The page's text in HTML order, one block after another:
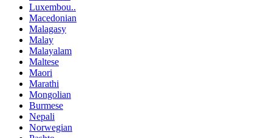
Luxembou..
Macedonian
Malagasy
Malay
Malayalam
Maltese
Maori
Marathi
Mongolian
Burmese
Nepali
Norwegian